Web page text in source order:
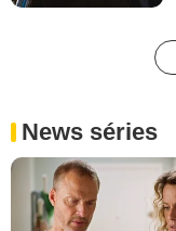
News séries